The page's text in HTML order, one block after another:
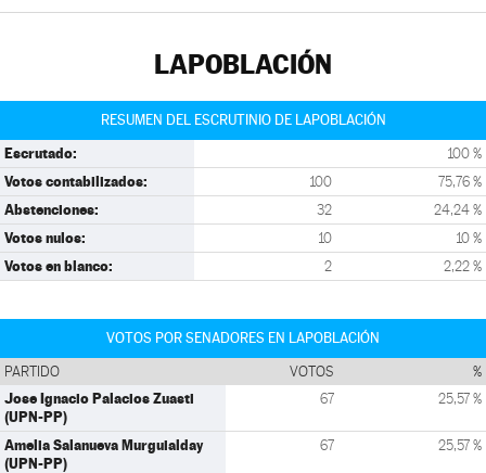
LAPOBLACIÓN
RESUMEN DEL ESCRUTINIO DE LAPOBLACIÓN
Escrutado: 100 %
Votos contabilizados: 100 75,76 %
Abstenciones: 32 24,24 %
Votos nulos: 10 10 %
Votos en blanco: 2 2,22 %
VOTOS POR SENADORES EN LAPOBLACIÓN
PARTIDO VOTOS %
Jose Ignacio Palacios Zuasti
(UPN-PP)
67 25,57 %
Amelia Salanueva Murguialday
(UPN-PP)
67 25,57 %